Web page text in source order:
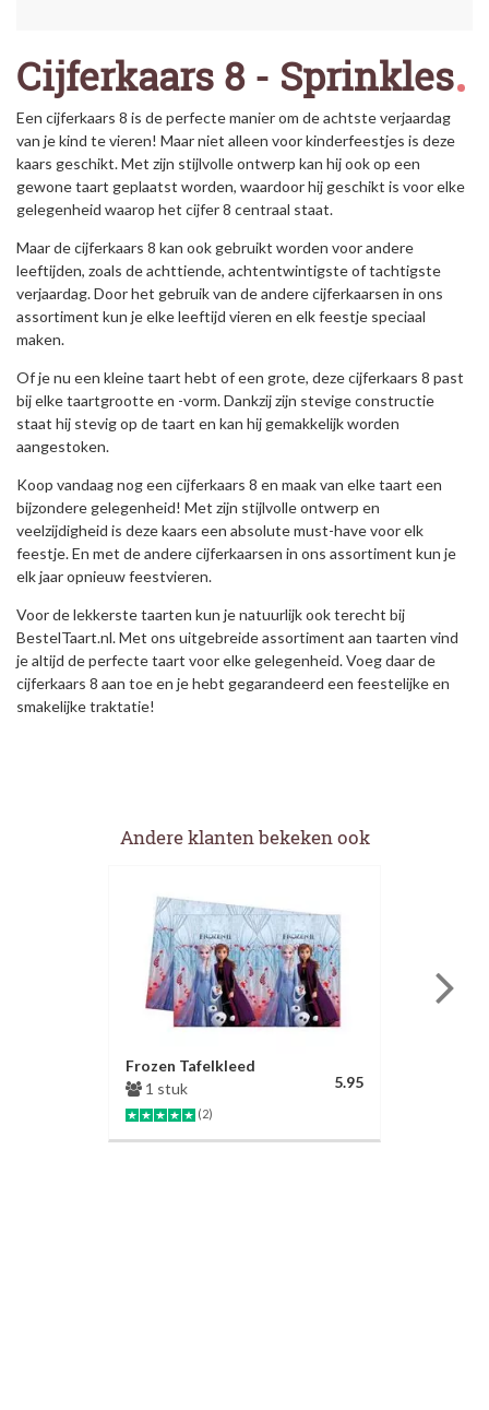
Cijferkaars 8 - Sprinkles
Een cijferkaars 8 is de perfecte manier om de achtste verjaardag
van je kind te vieren! Maar niet alleen voor kinderfeestjes is deze
kaars geschikt. Met zijn stijlvolle ontwerp kan hij ook op een
gewone taart geplaatst worden, waardoor hij geschikt is voor elke
gelegenheid waarop het cijfer 8 centraal staat.
Maar de cijferkaars 8 kan ook gebruikt worden voor andere
leeftijden, zoals de achttiende, achtentwintigste of tachtigste
verjaardag. Door het gebruik van de andere cijferkaarsen in ons
assortiment kun je elke leeftijd vieren en elk feestje speciaal
maken.
Of je nu een kleine taart hebt of een grote, deze cijferkaars 8 past
bij elke taartgrootte en -vorm. Dankzij zijn stevige constructie
staat hij stevig op de taart en kan hij gemakkelijk worden
aangestoken.
Koop vandaag nog een cijferkaars 8 en maak van elke taart een
bijzondere gelegenheid! Met zijn stijlvolle ontwerp en
veelzijdigheid is deze kaars een absolute must-have voor elk
feestje. En met de andere cijferkaarsen in ons assortiment kun je
elk jaar opnieuw feestvieren.
Voor de lekkerste taarten kun je natuurlijk ook terecht bij
BestelTaart.nl. Met ons uitgebreide assortiment aan taarten vind
je altijd de perfecte taart voor elke gelegenheid. Voeg daar de
cijferkaars 8 aan toe en je hebt gegarandeerd een feestelijke en
smakelijke traktatie!
Andere klanten bekeken ook
Frozen Tafelkleed
1 stuk
(2)
5.95